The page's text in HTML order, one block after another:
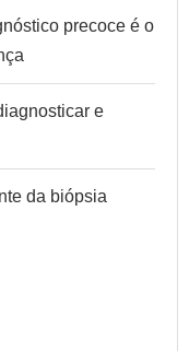
precoce é o
e
da biópsia